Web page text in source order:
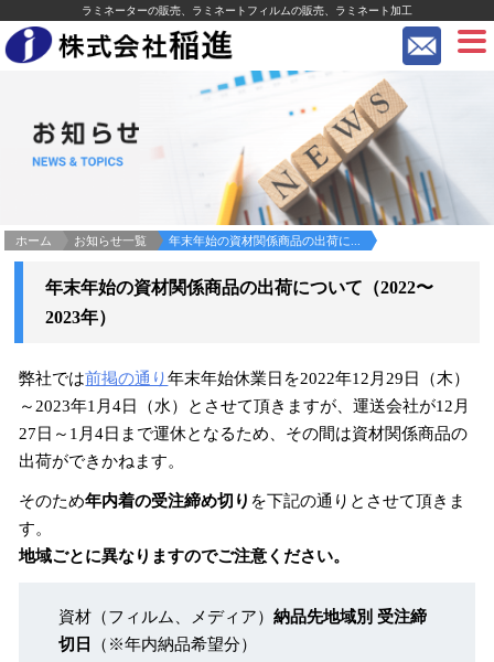
ラミネーターの販売、ラミネートフィルムの販売、ラミネート加工
ホーム お知らせ一覧 年末年始の資材関係商品の出荷に...
年末年始の資材関係商品の出荷について（2022〜
2023年）
弊社では前掲の通り年末年始休業日を2022年12月29日（木）
～2023年1月4日（水）とさせて頂きますが、運送会社が12月
27日～1月4日まで運休となるため、その間は資材関係商品の
出荷ができかねます。
そのため年内着の受注締め切り を下記の通りとさせて頂きま
す。
地域ごとに異なりますのでご注意ください。
資材（フィルム、メディア）納品先地域別 受注締
切日
（※年内納品希望分）